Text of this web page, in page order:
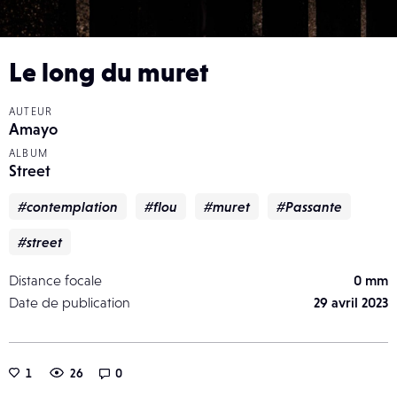
Le long du muret
AUTEUR
Amayo
ALBUM
Street
#contemplation #flou #muret #Passante
#street
Distance focale
0 mm
Date de publication
29 avril 2023
1 26 0